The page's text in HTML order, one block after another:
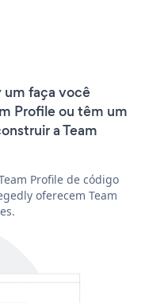
faça você
Profile ou têm um
a Team
Profile de código
oferecem Team